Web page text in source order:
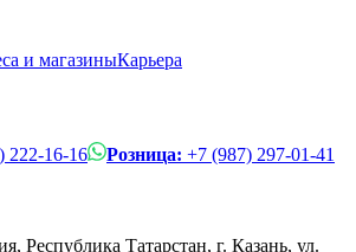
и магазиныКарьера
222-16-16 Розница: +7 (987) 297-01-41
Республика Татарстан, г. Казань, ул.